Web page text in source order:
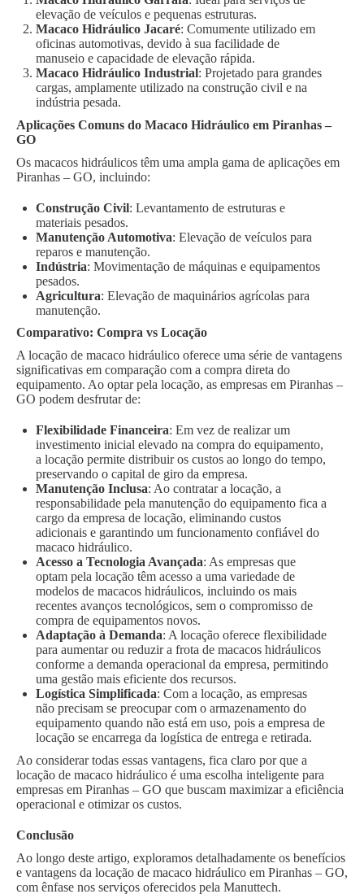
elevação de veículos e pequenas estruturas.
Macaco Hidráulico Jacaré: Comumente utilizado em
oficinas automotivas, devido à sua facilidade de
manuseio e capacidade de elevação rápida.
Macaco Hidráulico Industrial: Projetado para grandes
cargas, amplamente utilizado na construção civil e na
indústria pesada.
Aplicações Comuns do Macaco Hidráulico em Piranhas –
GO
Os macacos hidráulicos têm uma ampla gama de aplicações em
Piranhas – GO, incluindo:
Construção Civil: Levantamento de estruturas e
materiais pesados.
Manutenção Automotiva: Elevação de veículos para
reparos e manutenção.
Indústria: Movimentação de máquinas e equipamentos
pesados.
Agricultura: Elevação de maquinários agrícolas para
manutenção.
Comparativo: Compra vs Locação
A locação de macaco hidráulico oferece uma série de vantagens
significativas em comparação com a compra direta do
equipamento. Ao optar pela locação, as empresas em Piranhas –
GO podem desfrutar de:
Flexibilidade Financeira: Em vez de realizar um
investimento inicial elevado na compra do equipamento,
a locação permite distribuir os custos ao longo do tempo,
preservando o capital de giro da empresa.
Manutenção Inclusa: Ao contratar a locação, a
responsabilidade pela manutenção do equipamento fica a
cargo da empresa de locação, eliminando custos
adicionais e garantindo um funcionamento confiável do
macaco hidráulico.
Acesso a Tecnologia Avançada: As empresas que
optam pela locação têm acesso a uma variedade de
modelos de macacos hidráulicos, incluindo os mais
recentes avanços tecnológicos, sem o compromisso de
compra de equipamentos novos.
Adaptação à Demanda: A locação oferece flexibilidade
para aumentar ou reduzir a frota de macacos hidráulicos
conforme a demanda operacional da empresa, permitindo
uma gestão mais eficiente dos recursos.
Logística Simplificada: Com a locação, as empresas
não precisam se preocupar com o armazenamento do
equipamento quando não está em uso, pois a empresa de
locação se encarrega da logística de entrega e retirada.
Ao considerar todas essas vantagens, fica claro por que a
locação de macaco hidráulico é uma escolha inteligente para
empresas em Piranhas – GO que buscam maximizar a eficiência
operacional e otimizar os custos.
Conclusão
Ao longo deste artigo, exploramos detalhadamente os benefícios
e vantagens da locação de macaco hidráulico em Piranhas – GO,
com ênfase nos serviços oferecidos pela Manuttech.